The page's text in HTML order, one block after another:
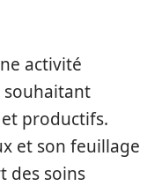
activité
productifs.
et son feuillage
des soins